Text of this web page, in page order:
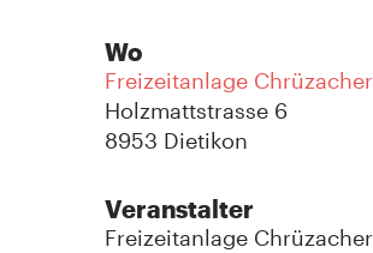
Wo
Freizeitanlage Chrüzacher
Holzmattstrasse 6
8953 Dietikon
Veranstalter
Freizeitanlage Chrüzacher